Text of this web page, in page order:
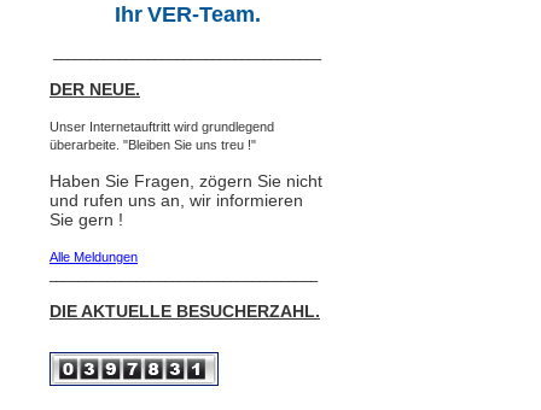
Ihr VER-Team.
DER NEUE.
Unser Internetauftritt wird grundlegend
überarbeite. "Bleiben Sie uns treu !"
Haben Sie Fragen, zögern Sie nicht
und rufen uns an, wir informieren
Sie gern !
Alle Meldungen
DIE AKTUELLE BESUCHERZAHL.